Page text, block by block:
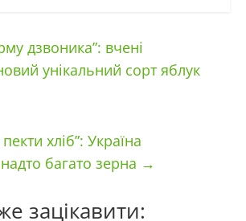
дзвоника”: вчені
унікальний сорт яблук
хліб”: Україна
багато зерна →
зацікавити: